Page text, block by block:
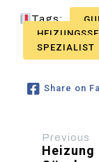
Tags:
SPEZIALIST
Share on
Previous
Heizung